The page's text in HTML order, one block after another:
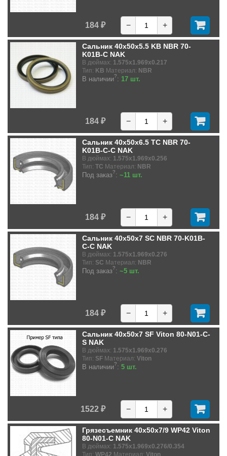
184 ₽ − +
Сальник 40x50x5.5 KB NBR 70-
K01B-C NAK
В дюймах: 1.575x1.969x0.217
Тип: KB Материал: NBR
В наличии?: 17 шт.
184 ₽ − +
Сальник 40x50x6.5 TC NBR 70-
K01B-C-C NAK
В дюймах: 1.575x1.969x0.256
Тип: TC Материал: NBR
Под заказ?: ~11 шт.
184 ₽ − +
Сальник 40x50x7 SC NBR 70-K01B-
C-C NAK
В дюймах: 1.575x1.969x0.276
Тип: SC Материал: NBR
Под заказ?: ~5 шт.
184 ₽ − +
Сальник 40x50x7 SF Viton 80-N01-C-
S NAK
В дюймах: 1.575x1.969x0.276
Тип: SF Материал: Viton
В наличии?: 5 шт.
1522 ₽ − +
Грязесъемник 40x50x7/9 WP42 Viton
80-N01-C NAK
В дюймах: 1.575x1.969x0.276/0.354
Тип: WP42 Материал: Viton